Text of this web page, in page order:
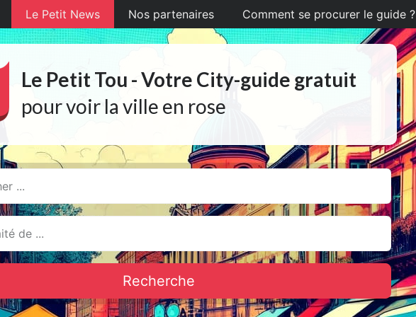
Le Petit News Nos partenaires Comment se procurer le guide ?
Le Petit Tou - Votre City-guide gratuit
pour voir la ville en rose
Recherche